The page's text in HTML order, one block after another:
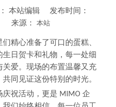
本站编辑 发布时间：
来源： 本站
精心准备了可口的蛋糕、
日贺卡和礼物，每一处细
爱。现场的布置温馨又充
同见证这份特别的时光。
祝活动，更是 MIMO 企